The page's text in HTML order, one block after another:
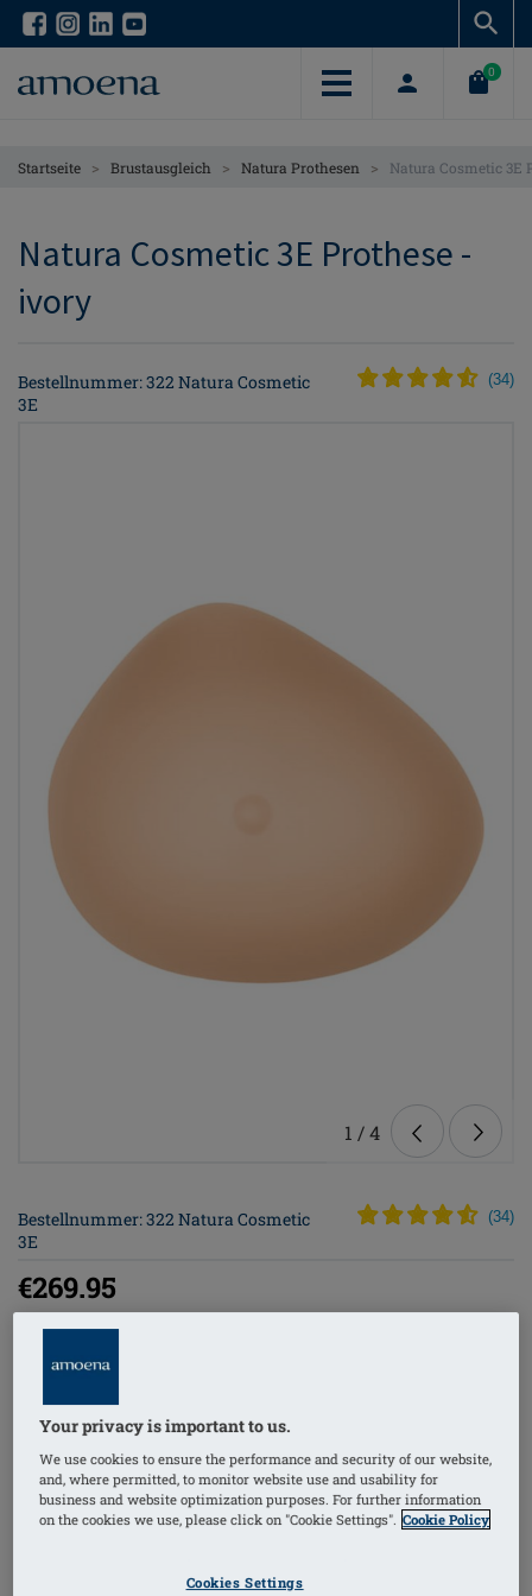
Skip
content
Skip
content
0
Startseite > Brustausgleich > Natura Prothesen > Natura Cosmetic 3E
Natura Cosmetic 3E Prothese -
ivory
Bestellnummer: 322 Natura Cosmetic
3E
(34)
1 /4
Bestellnummer: 322 Natura Cosmetic
3E
(34)
€269.95
Preise inkl. MwSt. zzgl. Versandkosten
Die Natura Cosmetic 3E Prothese überzeugt durch ihr
durchdachtes Design und bietet eine optimale Lösung
für Frauen, die Wert auf Komfort und Natürlichkeit
legen. Mit ihrer asymmetrischen Form und dem
besonderen Material sorgt sie für ein angenehmes
Your privacy is important to us.
We use cookies to ensure the performance and security of our website,
and, where permitted, to monitor website use and usability for
business and website optimization purposes. For further information
on the cookies we use, please click on "Cookie Settings". Cookie Policy
Cookies Settings